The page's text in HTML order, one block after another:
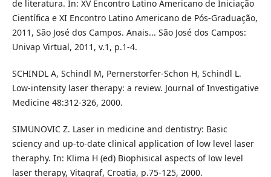
de literatura. In: XV Encontro Latino Americano de Iniciação
Científica e XI Encontro Latino Americano de Pós-Graduação,
2011, São José dos Campos. Anais... São José dos Campos:
Univap Virtual, 2011, v.1, p.1-4.
SCHINDL A, Schindl M, Pernerstorfer-Schon H, Schindl L.
Low-intensity laser therapy: a review. Journal of Investigative
Medicine 48:312-326, 2000.
SIMUNOVIC Z. Laser in medicine and dentistry: Basic
sciency and up-to-date clinical application of low level laser
theraphy. In: Klima H (ed) Biophisical aspects of low level
laser therapy, Vitagraf, Croatia, p.75-125, 2000.